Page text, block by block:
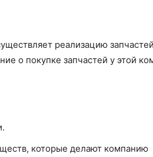
реализацию
о покупке запчастей у этой
которые делают компанию